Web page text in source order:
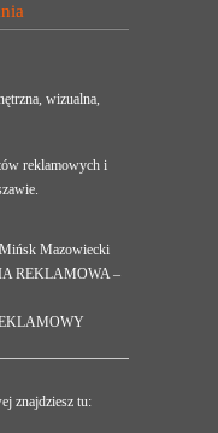
wizualna,
reklamowych i
Mazowiecki
REKLAMOWA –
znajdziesz tu: